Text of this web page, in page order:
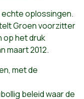
oplossingen.
Groen voorzitter
op het druk
maart 2012.
met de
beleid waar de